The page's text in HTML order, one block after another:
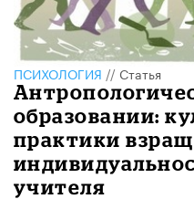
ПСИХОЛОГИЯ // Статья
образовании:
практики
учителя